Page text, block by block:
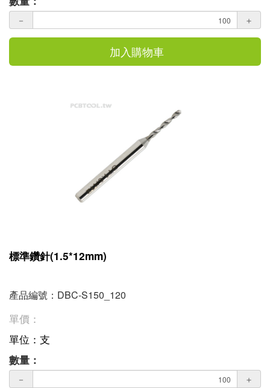
－ ＋
加入購物車
標準鑽針(1.5*12mm)
產品編號：DBC-S150_120
單價：
單位：支
數量：
－ ＋